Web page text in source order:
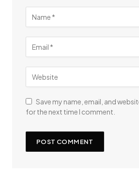
Save my name, email, and
for the next time I comment.